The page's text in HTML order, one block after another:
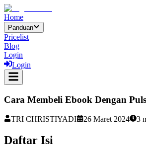
Home
Panduan
Pricelist
Blog
Login
Login
Cara Membeli Ebook Dengan
TRI CHRISTIYADI 26 Maret 2024 3
Daftar Isi